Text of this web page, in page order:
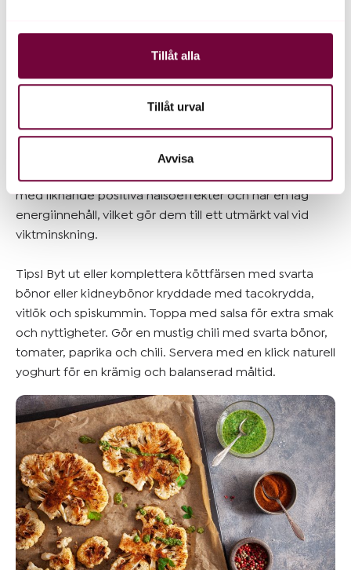
för sociala medier och analysera vår trafik. Vi
vidarebefordrar även sådana identifierare och annan
annons- och analysföretag som vi samarbetar med.
Dessa kan i sin tur kombinera informationen med annan
information som du har tillhandahållit eller som de har
samlat in när du har använt deras tjänster.
Tillåt alla
Tillåt urval
Avvisa
Bönor är också rika på fibrer, protein och mineraler
med liknande positiva hälsoeffekter och har en låg
energiinnehåll, vilket gör dem till ett utmärkt val vid
viktminskning.
Tips! Byt ut eller komplettera köttfärsen med svarta
bönor eller kidneybönor kryddade med tacokrydda,
vitlök och spiskummin. Toppa med salsa för extra smak
och nyttigheter. Gör en mustig chili med svarta bönor,
tomater, paprika och chili. Servera med en klick naturell
yoghurt för en krämig och balanserad måltid.